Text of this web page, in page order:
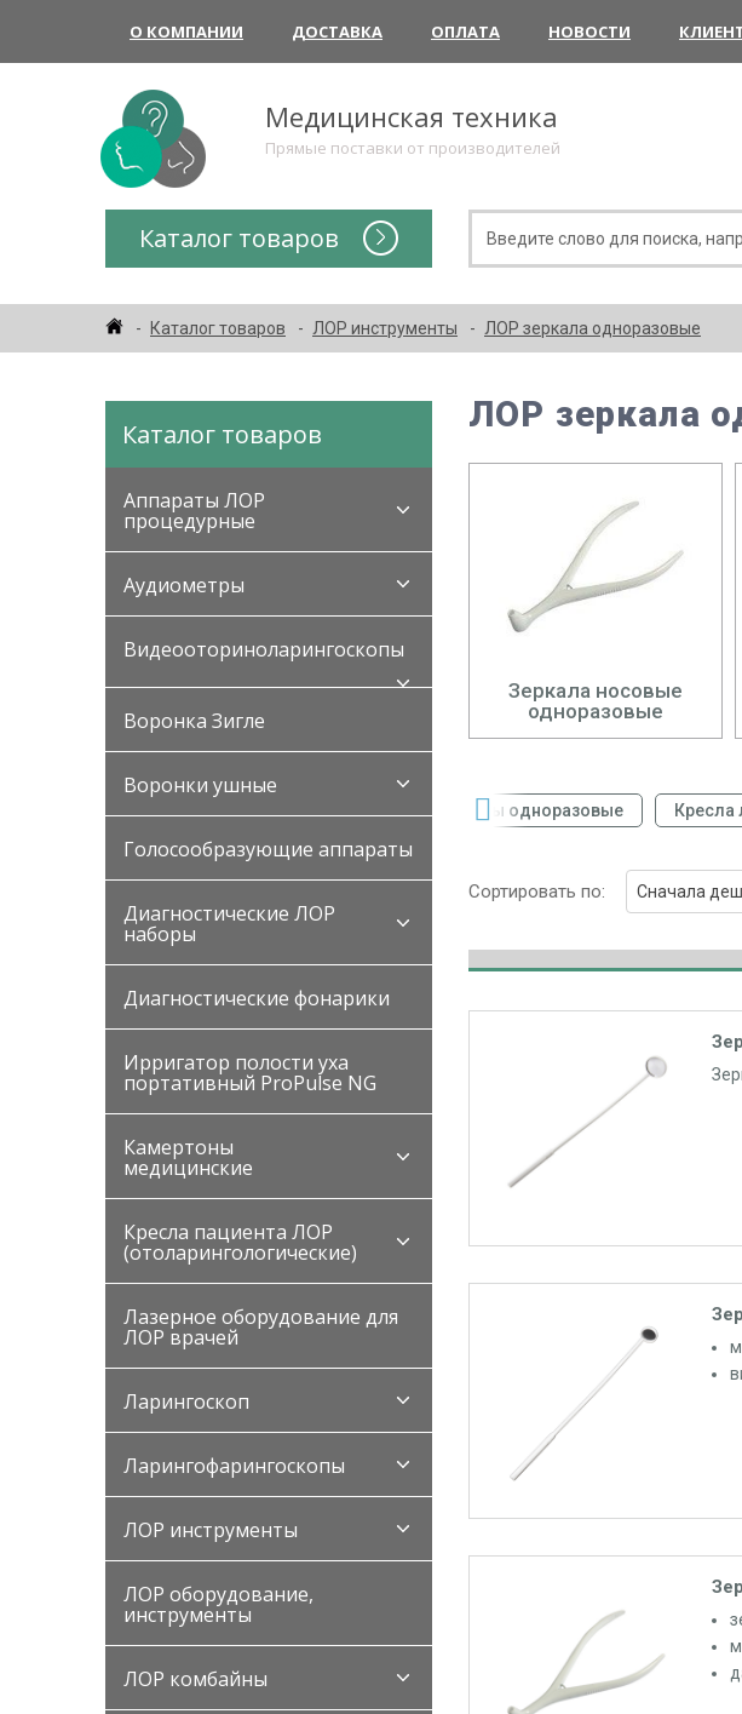
О КОМПАНИИ ДОСТАВКА ОПЛАТА НОВОСТИ
Медицинская техника
Прямые поставки от производителей
Каталог товаров
Каталог товаров ЛОР инструменты ЛОР зеркала одноразовые
Каталог товаров
Аппараты ЛОР
процедурные
Аудиометры
Видеооториноларингоскопы
Воронка Зигле
Воронки ушные
Голосообразующие аппараты
Диагностические ЛОР
наборы
Диагностические фонарики
Ирригатор полости уха
портативный ProPulse NG
Камертоны
медицинские
Кресла пациента ЛОР
(отоларингологические)
Лазерное оборудование для
ЛОР врачей
Ларингоскоп
Ларингофарингоскопы
ЛОР инструменты
ЛОР оборудование,
инструменты
ЛОР комбайны
ЛОР зеркала
Зеркала носовые
одноразовые
Наборы одноразовые Кресла лор
Сортировать по: Сначала